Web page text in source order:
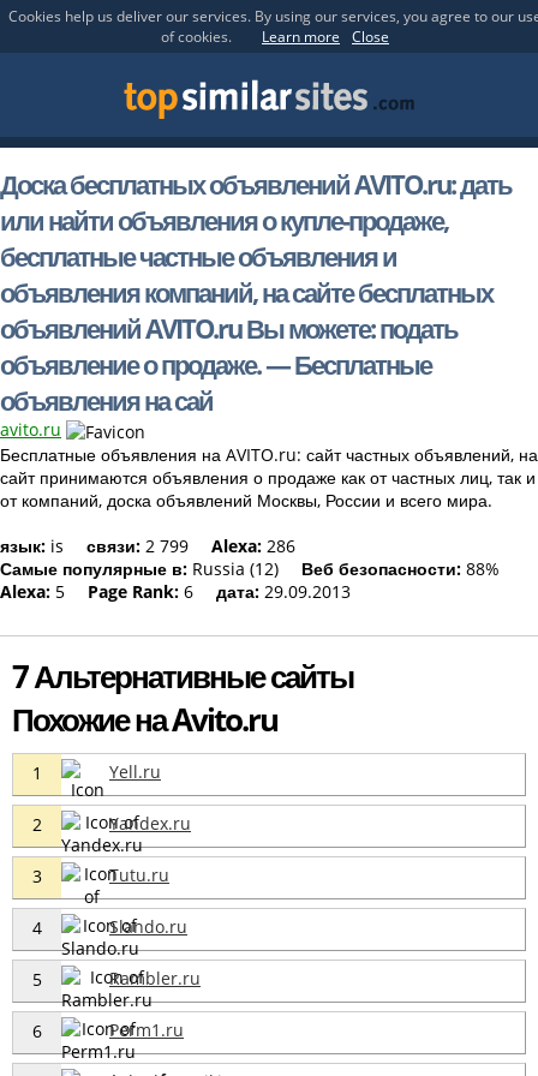
Cookies help us deliver our services. By using our services, you agree to our
of cookies.
Learn more Close
Доска бесплатных объявлений AVITO.ru: дать
или найти объявления о купле-продаже,
бесплатные частные объявления и
объявления компаний, на сайте бесплатных
объявлений AVITO.ru Вы можете: подать
объявление о продаже. — Бесплатные
объявления на сай
avito.ru
Бесплатные объявления на AVITO.ru: сайт частных объявлений, на
сайт принимаются объявления о продаже как от частных лиц, так и
от компаний, доска объявлений Москвы, России и всего мира.
язык: is связи: 2 799 Alexa: 286
Самые популярные в: Russia (12) Веб безопасности: 88%
Alexa: 5 Page Rank: 6 дата: 29.09.2013
7 Альтернативные сайты
Похожие на Avito.ru
1 Yell.ru
2 Yandex.ru
3 Tutu.ru
4 Slando.ru
5 Rambler.ru
6 Perm1.ru